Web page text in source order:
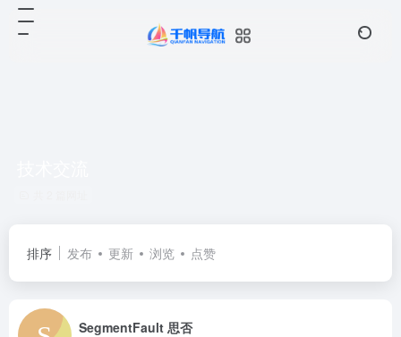
排序 发布 更新 浏览 点赞
SegmentFault 思否